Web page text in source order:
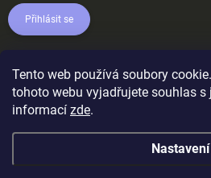
Tento web používá soubory
tohoto webu vyjadřujete souhlas
informací zde.
Nastavení
Přihlásit se